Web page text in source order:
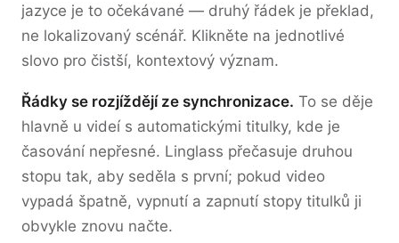
jazyce je to očekávané — druhý řádek je překlad,
ne lokalizovaný scénář. Klikněte na jednotlivé
slovo pro čistší, kontextový význam.
Řádky se rozjíždějí ze synchronizace. To se děje
hlavně u videí s automatickými titulky, kde je
časování nepřesné. Linglass přečasuje druhou
stopu tak, aby seděla s první; pokud video
vypadá špatně, vypnutí a zapnutí stopy titulků ji
obvykle znovu načte.